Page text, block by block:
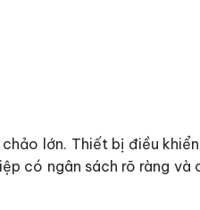
lớn. Thiết bị điều
có ngân sách rõ ràng và